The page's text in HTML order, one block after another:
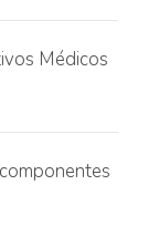
Médicos